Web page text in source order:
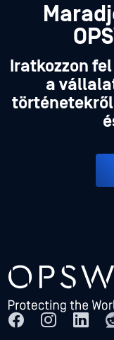
Iratkozzon
a